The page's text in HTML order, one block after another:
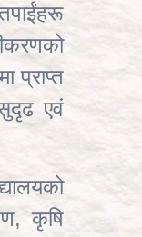
प्राप्त
एवं
, कृषि